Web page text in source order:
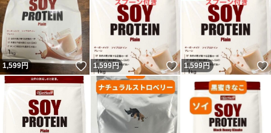
1,599円 いいね！
1,599円 いいね！
1,599円